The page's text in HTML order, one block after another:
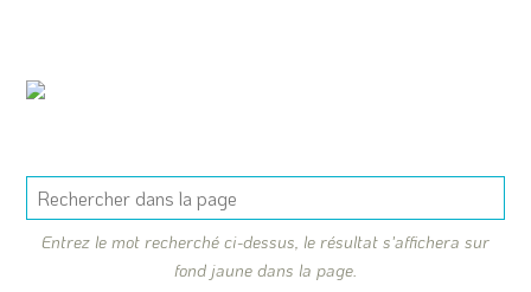
Entrez le mot recherché ci-dessus, le résultat s'affichera sur
fond jaune dans la page.